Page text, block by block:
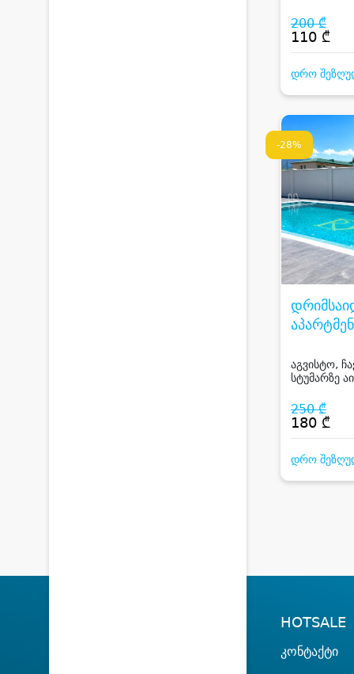
დახურული
200 ₾
110 ₾
დრო
-28%
CHAKVI
აგვისტო,
სტუმარზე
დარბაზით
250 ₾
180 ₾
დრო
HOTSALE
კონტაქტი